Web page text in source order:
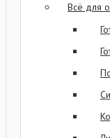
Всё для